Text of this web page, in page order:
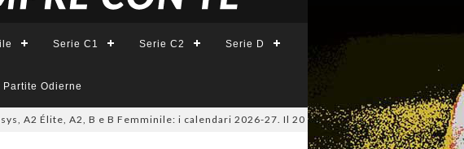
Serie C1 Serie C2 Serie D
Partite Odierne
A2, B e B Femminile: i calendari 2026-27. Il 20 agosto la presentazione della Serie A